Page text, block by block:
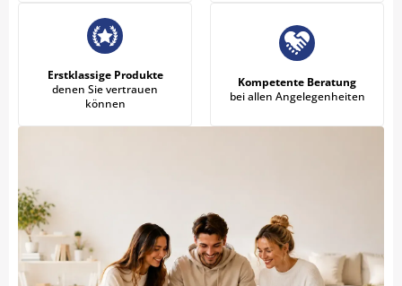
Erstklassige Produkte
denen Sie vertrauen
können
Kompetente Beratung
bei allen Angelegenheiten